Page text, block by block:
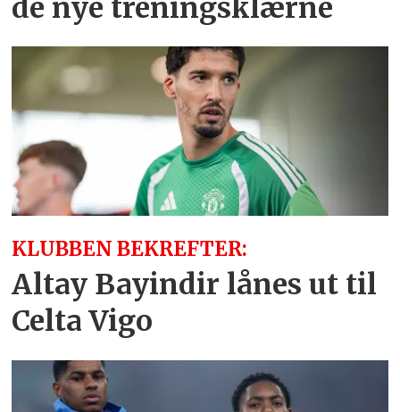
de nye treningsklærne
KLUBBEN BEKREFTER:
Altay Bayindir lånes ut til
Celta Vigo